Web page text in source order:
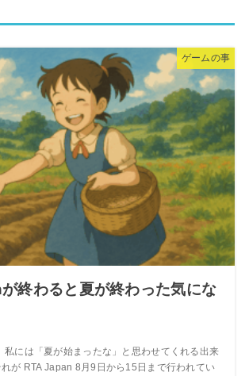
ゲームの事
終わると夏が終わった気にな
私には「夏が始まったな」と思わせてくれる出来
が RTA Japan 8月9日から15日まで行われてい